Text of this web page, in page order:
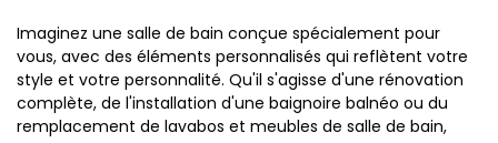
Imaginez une salle de bain conçue spécialement pour
vous, avec des éléments personnalisés qui reflètent votre
style et votre personnalité. Qu'il s'agisse d'une rénovation
complète, de l'installation d'une baignoire balnéo ou du
remplacement de lavabos et meubles de salle de bain,